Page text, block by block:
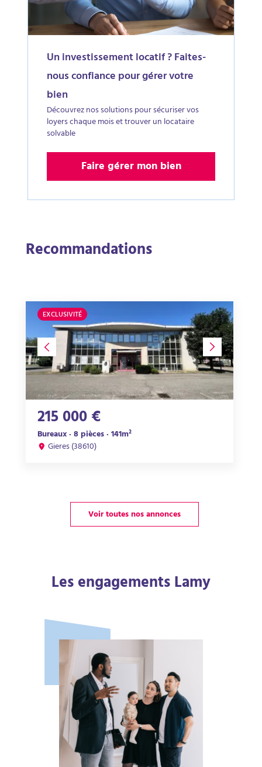
Un investissement locatif ? Faites-
nous confiance pour gérer votre
bien
Découvrez nos solutions pour sécuriser vos
loyers chaque mois et trouver un locataire
solvable
Faire gérer mon bien
Recommandations
EXCLUSIVITÉ
215 000 €
Bureaux · 8 pièces · 141m²
Gieres (38610)
Voir toutes nos annonces
Les engagements Lamy